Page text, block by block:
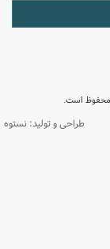
محفوظ است.
طراحی و تولید: نستوه